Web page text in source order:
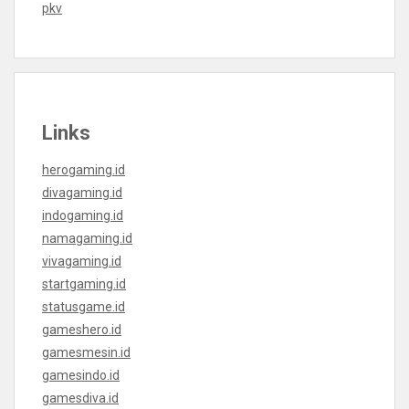
pkv
Links
herogaming.id
divagaming.id
indogaming.id
namagaming.id
vivagaming.id
startgaming.id
statusgame.id
gameshero.id
gamesmesin.id
gamesindo.id
gamesdiva.id